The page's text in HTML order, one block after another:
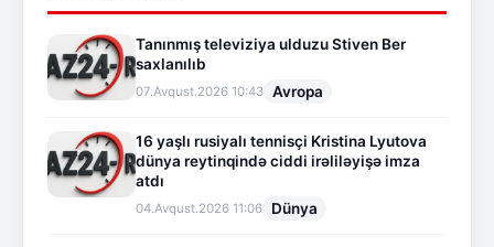
Tanınmış televiziya ulduzu Stiven Ber
saxlanılıb
07.Avqust.2026 10:43 Avropa
16 yaşlı rusiyalı tennisçi Kristina Lyutova
dünya reytinqində ciddi irəliləyişə imza
atdı
04.Avqust.2026 11:06 Dünya